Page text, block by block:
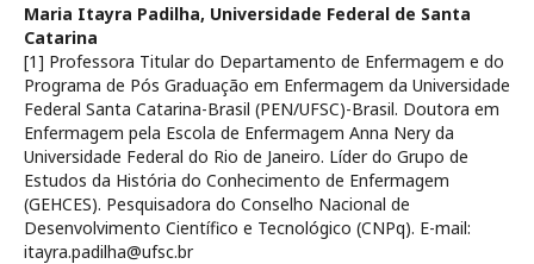
Maria Itayra Padilha, Universidade Federal de Santa
Catarina
[1] Professora Titular do Departamento de Enfermagem e do
Programa de Pós Graduação em Enfermagem da Universidade
Federal Santa Catarina-Brasil (PEN/UFSC)-Brasil. Doutora em
Enfermagem pela Escola de Enfermagem Anna Nery da
Universidade Federal do Rio de Janeiro. Líder do Grupo de
Estudos da História do Conhecimento de Enfermagem
(GEHCES). Pesquisadora do Conselho Nacional de
Desenvolvimento Científico e Tecnológico (CNPq). E-mail:
itayra.padilha@ufsc.br